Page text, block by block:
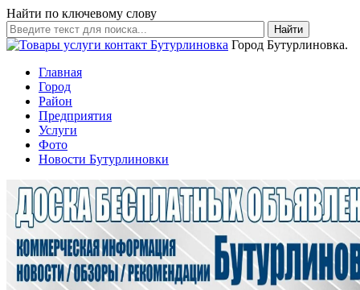
Найти по ключевому слову
Найти
Город Бутурлиновка.
Главная
Город
Район
Предприятия
Услуги
Фото
Новости Бутурлиновки